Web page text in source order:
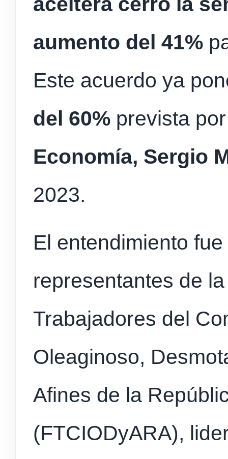
aumento del 41%
Este acuerdo ya
del 60% prevista
Economía, Sergio
2023.
El entendimiento
representantes de
Trabajadores del
Oleaginoso,
Afines de la
(FTCIODyARA),